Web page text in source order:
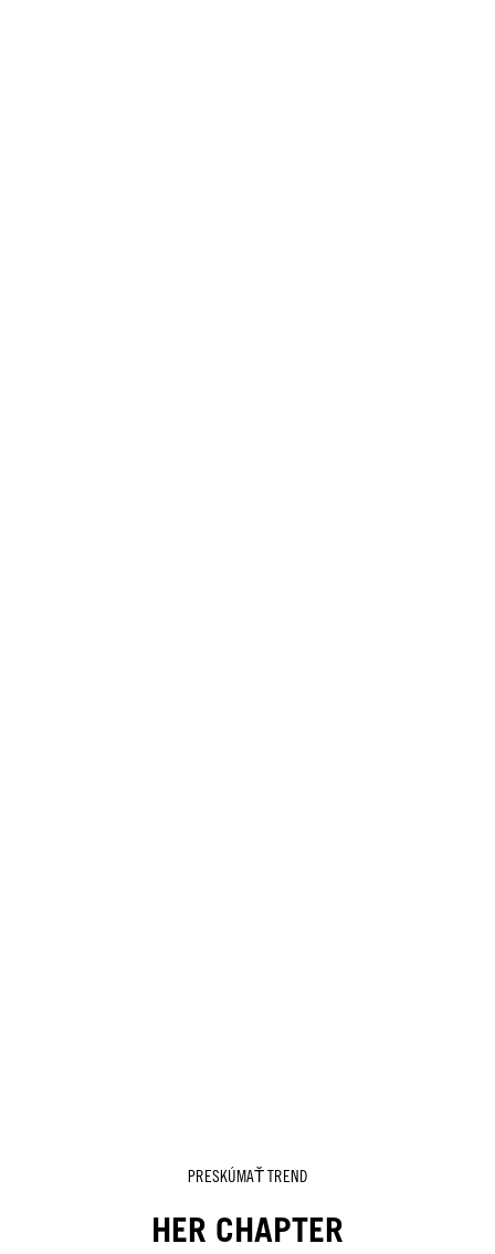
PRESKÚMAŤ TREND
HER CHAPTER